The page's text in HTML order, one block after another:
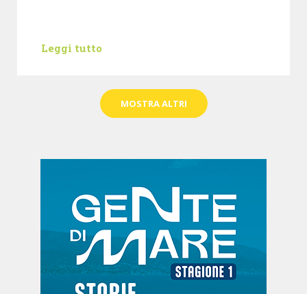
Leggi tutto
MOSTRA ALTRI